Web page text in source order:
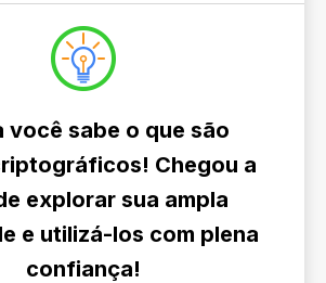
você sabe o que são
Chegou a
explorar sua ampla
e utilizá-los com plena
confiança!